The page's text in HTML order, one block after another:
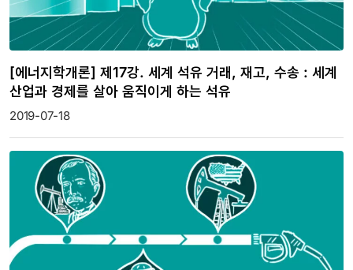
[에너지학개론] 제17강. 세계 석유 거래, 재고, 수송 : 세계
산업과 경제를 살아 움직이게 하는 석유
2019-07-18